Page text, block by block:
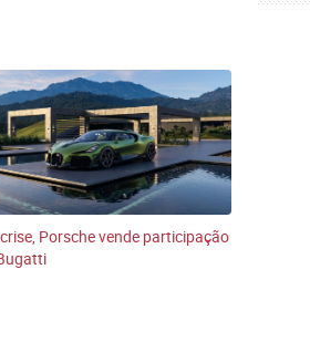
Porsche vende participação